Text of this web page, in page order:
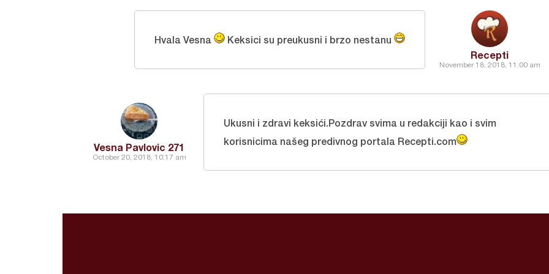
Recepti
November 18, 2018, 11:00 am
Hvala Vesna Keksici su preukusni i brzo nestanu
Vesna Pavlovic 271
October 20, 2018, 10:17 am
Ukusni i zdravi keksići.Pozdrav svima u redakciji kao i svim
korisnicima našeg predivnog portala Recepti.com